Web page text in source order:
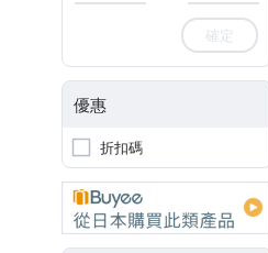
確定
優惠
折扣碼